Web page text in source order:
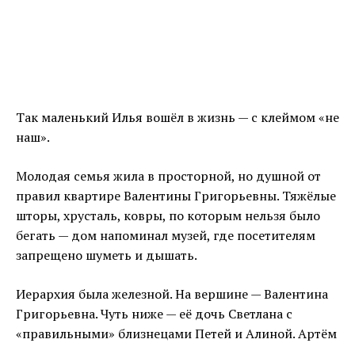
Так маленький Илья вошёл в жизнь — с клеймом «не
наш».
Молодая семья жила в просторной, но душной от
правил квартире Валентины Григорьевны. Тяжёлые
шторы, хрусталь, ковры, по которым нельзя было
бегать — дом напоминал музей, где посетителям
запрещено шуметь и дышать.
Иерархия была железной. На вершине — Валентина
Григорьевна. Чуть ниже — её дочь Светлана с
«правильными» близнецами Петей и Алиной. Артём